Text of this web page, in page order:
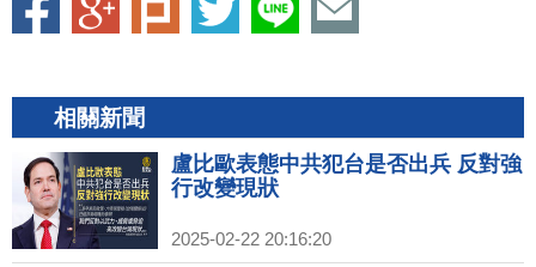
相關新聞
盧比歐表態中共犯台是否出兵 反對強
行改變現狀
2025-02-22 20:16:20